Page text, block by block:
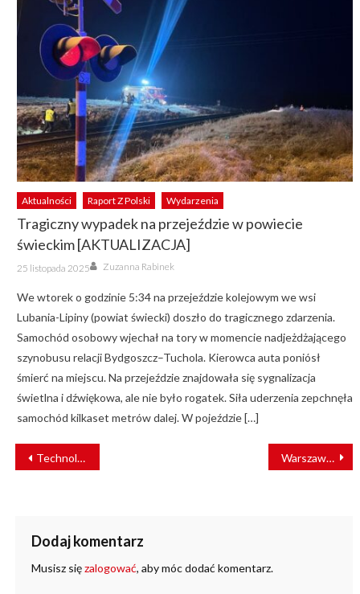
Aktualności Raport Z Polski Wydarzenia
Tragiczny wypadek na przejeździe w powiecie
świeckim [AKTUALIZACJA]
Posted
on
25 listopada 2025 Author
Zuzanna Rabinek
We wtorek o godzinie 5:34 na przejeździe kolejowym we wsi
Lubania-Lipiny (powiat świecki) doszło do tragicznego zdarzenia.
Samochód osobowy wjechał na tory w momencie nadjeżdżającego
szynobusu relacji Bydgoszcz–Tuchola. Kierowca auta poniósł
śmierć na miejscu. Na przejeździe znajdowała się sygnalizacja
świetlna i dźwiękowa, ale nie było rogatek. Siła uderzenia zepchnęła
samochód kilkaset metrów dalej. W pojeździe […]
NAWIGACJA
WPISU
Technologia baterii należy do Bozankaya [WYWIAD] Warszawa podsumowuje inwestycje taborowe
Dodaj komentarz
Musisz sięzalogować, aby móc dodać komentarz.